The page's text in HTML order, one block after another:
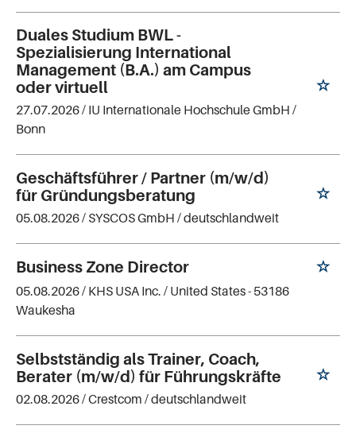
Duales Studium BWL -
Spezialisierung International
Management (B.A.) am Campus
oder virtuell
27.07.2026 / IU Internationale Hochschule GmbH /
Bonn
Geschäftsführer / Partner (m/w/d)
für Gründungsberatung
05.08.2026 / SYSCOS GmbH / deutschlandweit
Business Zone Director
05.08.2026 / KHS USA Inc. / United States - 53186
Waukesha
Selbstständig als Trainer, Coach,
Berater (m/w/d) für Führungskräfte
02.08.2026 /Crestcom / deutschlandweit